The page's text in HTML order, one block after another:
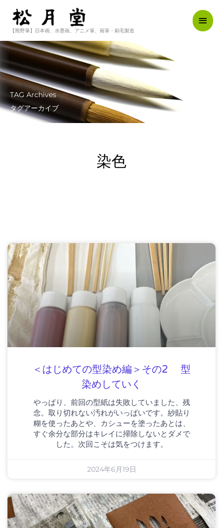
ス
キ
プ
【熊野筆】日本画、水墨画、アニメ筆、画筆・刷毛製造
メ
イ
TAG Archives
タグアーカイブ
染色
＜はじめての型染め編＞その2 型
染めしていく
やっぱり、前回の型紙は失敗していました、残
念。取り切れない汚れがいっぱいです。紗貼り
糊を使ったあとや、カシューを塗ったあとは、
すぐ余分な部分はキレイに掃除しないとダメで
した。次回こそは気をつけます。
2024年6月19日